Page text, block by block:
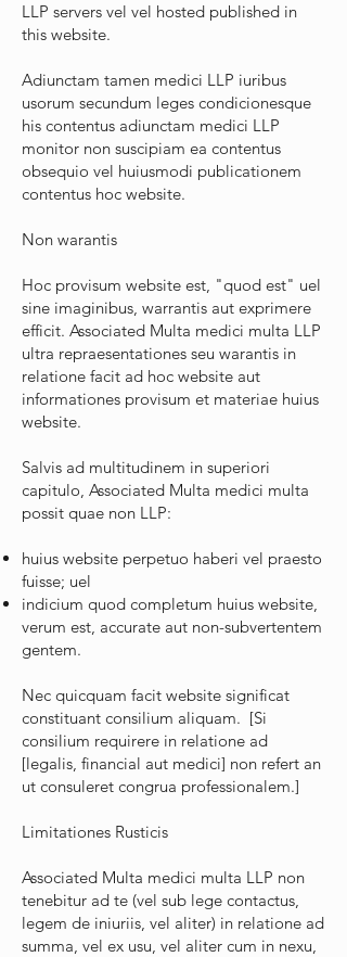
LLP servers vel vel hosted published in
this website.
Adiunctam tamen medici LLP iuribus
usorum secundum leges condicionesque
his contentus adiunctam medici LLP
monitor non suscipiam ea contentus
obsequio vel huiusmodi publicationem
contentus hoc website.
Non warantis
Hoc provisum website est, "quod est" uel
sine imaginibus, warrantis aut exprimere
efficit. Associated Multa medici multa LLP
ultra repraesentationes seu warantis in
relatione facit ad hoc website aut
informationes provisum et materiae huius
website.
Salvis ad multitudinem in superiori
capitulo, Associated Multa medici multa
possit quae non LLP:
huius website perpetuo haberi vel praesto
fuisse; uel
indicium quod completum huius website,
verum est, accurate aut non-subvertentem
gentem.
Nec quicquam facit website significat
constituant consilium aliquam. [Si
consilium requirere in relatione ad
[legalis, financial aut medici] non refert an
ut consuleret congrua professionalem.]
Limitationes Rusticis
Associated Multa medici multa LLP non
tenebitur ad te (vel sub lege contactus,
legem de iniuriis, vel aliter) in relatione ad
summa, vel ex usu, vel aliter cum in nexu,